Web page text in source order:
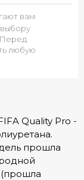
вам
любую
Quality Pro -
прошла